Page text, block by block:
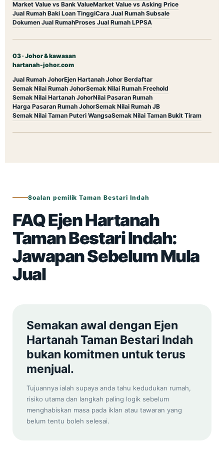
Market Value vs Bank ValueMarket Value vs Asking Price
Jual Rumah Baki Loan TinggiCara Jual Rumah Subsale
Dokumen Jual RumahProses Jual Rumah LPPSA
03 · Johor & kawasan
hartanah-johor.com
Jual Rumah JohorEjen Hartanah Johor Berdaftar
Semak Nilai Rumah JohorSemak Nilai Rumah Freehold
Semak Nilai Hartanah JohorNilai Pasaran Rumah
Harga Pasaran Rumah JohorSemak Nilai Rumah JB
Semak Nilai Taman Puteri WangsaSemak Nilai Taman Bukit Tiram
Soalan pemilik Taman Bestari Indah
FAQ Ejen Hartanah
Taman Bestari Indah:
Jawapan Sebelum Mula
Jual
Semakan awal dengan Ejen
Hartanah Taman Bestari Indah
bukan komitmen untuk terus
menjual.
Tujuannya ialah supaya anda tahu kedudukan rumah,
risiko utama dan langkah paling logik sebelum
menghabiskan masa pada iklan atau tawaran yang
belum tentu boleh selesai.